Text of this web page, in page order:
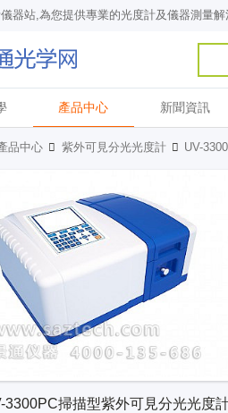
器站,為您提供專業的光度計及儀器測量解
產品中心 新聞資訊
品中心 紫外可見分光光度計 UV-
3300PC掃描型紫外可見分光光度